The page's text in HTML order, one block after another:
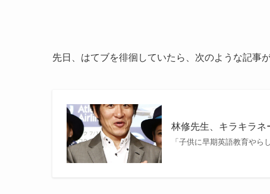
先日、はてブを徘徊していたら、次のような記事
林修先生、キラキラネ
「子供に早期英語教育やら